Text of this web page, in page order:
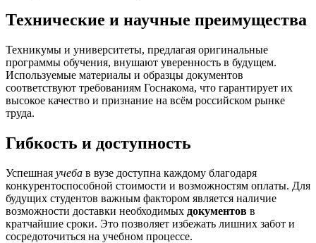
Технические и научные преимущества
Техникумы и университеты, предлагая оригинальные
программы обучения, внушают уверенность в будущем.
Используемые материалы и образцы документов
соответствуют требованиям Госнакома, что гарантирует их
высокое качество и признание на всём российском рынке
труда.
Гибкость и доступность
Успешная учеба в вузе доступна каждому благодаря
конкурентоспособной стоимости и возможностям оплаты. Для
будущих студентов важным фактором является наличие
возможности доставки необходимых документов в
кратчайшие сроки. Это позволяет избежать лишних забот и
сосредоточиться на учебном процессе.